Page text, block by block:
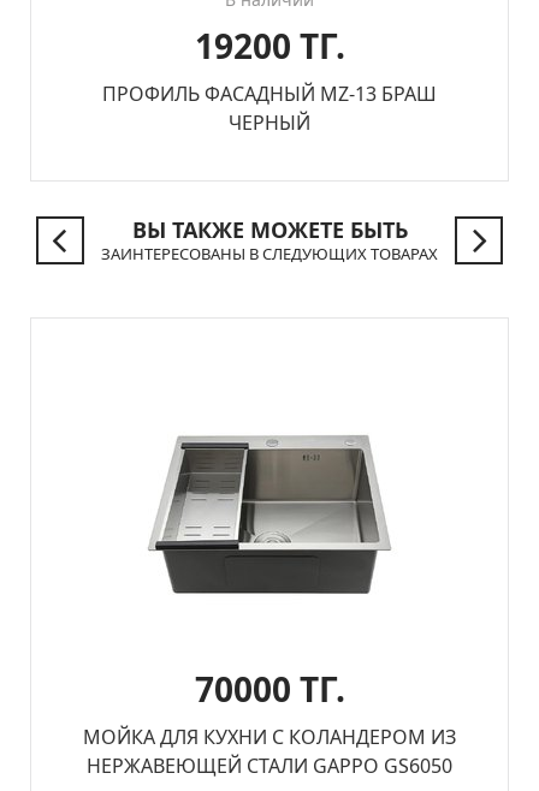
19200 ТГ.
ПРОФИЛЬ ФАСАДНЫЙ MZ-13 БРАШ
ЧЕРНЫЙ
ВЫ ТАКЖЕ МОЖЕТЕ БЫТЬ
ЗАИНТЕРЕСОВАНЫ В СЛЕДУЮЩИХ ТОВАРАХ
70000 ТГ.
МОЙКА ДЛЯ КУХНИ С КОЛАНДЕРОМ ИЗ
НЕРЖАВЕЮЩЕЙ СТАЛИ GAPPO GS6050